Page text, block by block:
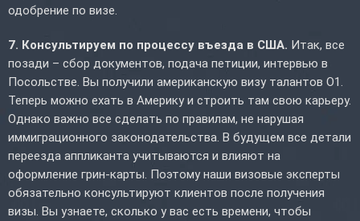
одобрение по визе.
7. Консультируем по процессу въезда в США. Итак, все
позади – сбор документов, подача петиции, интервью в
Посольстве. Вы получили американскую визу талантов O1.
Теперь можно ехать в Америку и строить там свою карьеру.
Однако важно все сделать по правилам, не нарушая
иммиграционного законодательства. В будущем все детали
переезда аппликанта учитываются и влияют на
оформление грин-карты. Поэтому наши визовые эксперты
обязательно консультируют клиентов после получения
визы. Вы узнаете, сколько у вас есть времени, чтобы